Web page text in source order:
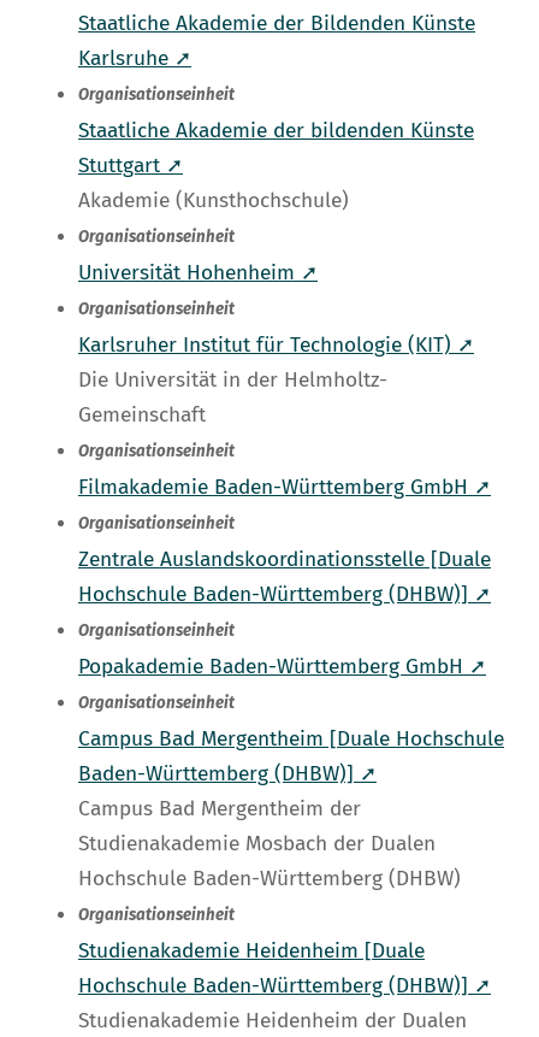
Staatliche Akademie der Bildenden Künste
Karlsruhe ➚
Organisationseinheit
Staatliche Akademie der bildenden Künste
Stuttgart ➚
Akademie (Kunsthochschule)
Organisationseinheit
Universität Hohenheim ➚
Organisationseinheit
Karlsruher Institut für Technologie (KIT) ➚
Die Universität in der Helmholtz-
Gemeinschaft
Organisationseinheit
Filmakademie Baden-Württemberg GmbH ➚
Organisationseinheit
Zentrale Auslandskoordinationsstelle [Duale
Hochschule Baden-Württemberg (DHBW)] ➚
Organisationseinheit
Popakademie Baden-Württemberg GmbH ➚
Organisationseinheit
Campus Bad Mergentheim [Duale Hochschule
Baden-Württemberg (DHBW)] ➚
Campus Bad Mergentheim der
Studienakademie Mosbach der Dualen
Hochschule Baden-Württemberg (DHBW)
Organisationseinheit
Studienakademie Heidenheim [Duale
Hochschule Baden-Württemberg (DHBW)] ➚
Studienakademie Heidenheim der Dualen